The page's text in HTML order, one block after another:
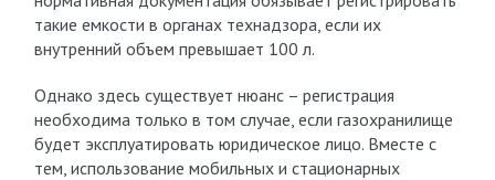
такие емкости в органах технадзора, если их
внутренний объем превышает 100 л.
Однако здесь существует нюанс – регистрация
необходима только в том случае, если газохранилище
будет эксплуатировать юридическое лицо. Вместе с
тем, использование мобильных и стационарных